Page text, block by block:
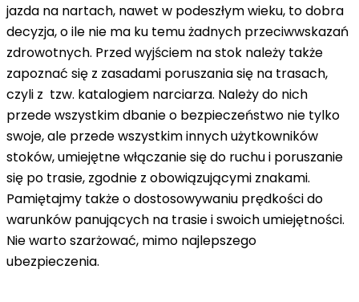
jazda na nartach, nawet w podeszłym wieku, to dobra
decyzja, o ile nie ma ku temu żadnych przeciwwskazań
zdrowotnych. Przed wyjściem na stok należy także
zapoznać się z zasadami poruszania się na trasach,
czyli z tzw. katalogiem narciarza. Należy do nich
przede wszystkim dbanie o bezpieczeństwo nie tylko
swoje, ale przede wszystkim innych użytkowników
stoków, umiejętne włączanie się do ruchu i poruszanie
się po trasie, zgodnie z obowiązującymi znakami.
Pamiętajmy także o dostosowywaniu prędkości do
warunków panujących na trasie i swoich umiejętności.
Nie warto szarżować, mimo najlepszego
ubezpieczenia.